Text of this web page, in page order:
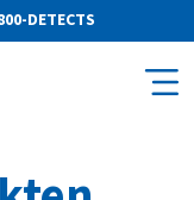
DETECTS